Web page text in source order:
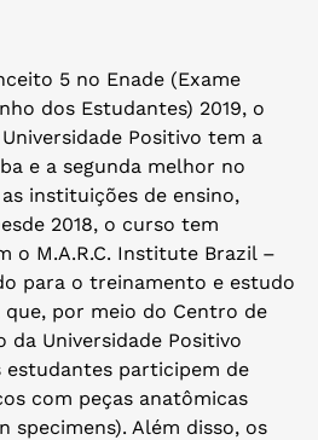
5 no Enade (Exame
dos Estudantes) 2019, o
Positivo tem a
e a segunda melhor no
instituições de ensino,
2018, o curso tem
o M.A.R.C. Institute Brazil –
para o treinamento e estudo
por meio do Centro de
da Universidade Positivo
estudantes participem de
com peças anatômicas
specimens). Além disso, os